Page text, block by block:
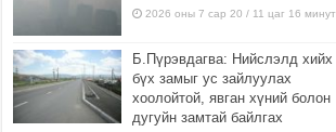
2026 оны 7 сар 20 / 11 цаг 16 минут
Б.Пүрэвдагва: Нийслэлд хийх
бүх замыг ус зайлуулах
хоолойтой, явган хүний болон
дугуйн замтай байлгах